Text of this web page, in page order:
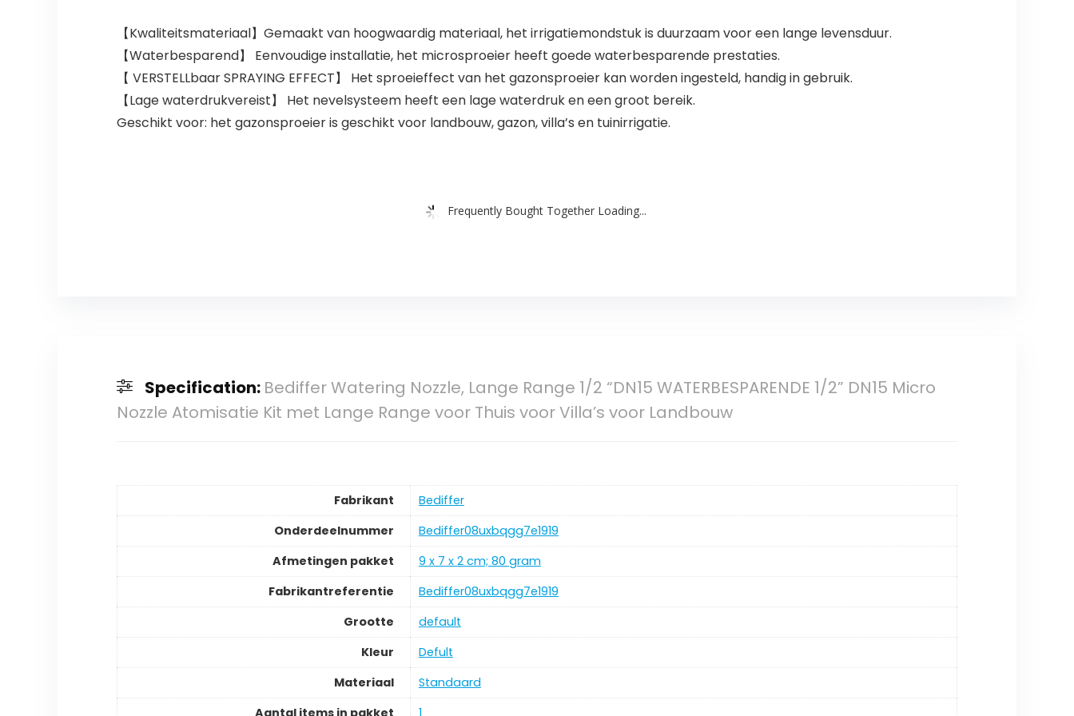
【Kwaliteitsmateriaal】Gemaakt van hoogwaardig materiaal, het irrigatiemondstuk is duurzaam voor een lange levensduur.
【Waterbesparend】 Eenvoudige installatie, het microsproeier heeft goede waterbesparende prestaties.
【 VERSTELLbaar SPRAYING EFFECT】 Het sproeieffect van het gazonsproeier kan worden ingesteld, handig in gebruik.
【Lage waterdrukvereist】 Het nevelsysteem heeft een lage waterdruk en een groot bereik.
Geschikt voor: het gazonsproeier is geschikt voor landbouw, gazon, villa’s en tuinirrigatie.
Frequently Bought Together Loading...
Specification: Bediffer Watering Nozzle, Lange Range 1/2 “DN15 WATERBESPARENDE 1/2” DN15 Micro
Nozzle Atomisatie Kit met Lange Range voor Thuis voor Villa’s voor Landbouw
Fabrikant
‎Bediffer
Onderdeelnummer
‎Bediffer08uxbqgg7e1919
Afmetingen pakket
‎9 x 7 x 2 cm; 80 gram
Fabrikantreferentie
‎Bediffer08uxbqgg7e1919
Grootte
‎default
Kleur
‎Defult
Materiaal
‎Standaard
Aantal items in pakket
‎1